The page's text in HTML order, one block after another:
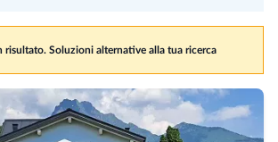
risultato. Soluzioni alternative alla tua ricerca